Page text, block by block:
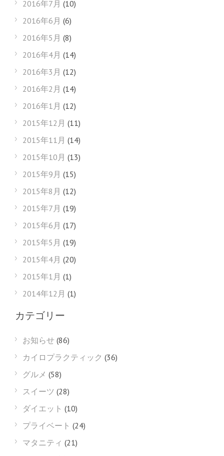
2016年7月 (10)
2016年6月 (6)
2016年5月 (8)
2016年4月 (14)
2016年3月 (12)
2016年2月 (14)
2016年1月 (12)
2015年12月 (11)
2015年11月 (14)
2015年10月 (13)
2015年9月 (15)
2015年8月 (12)
2015年7月 (19)
2015年6月 (17)
2015年5月 (19)
2015年4月 (20)
2015年1月 (1)
2014年12月 (1)
カテゴリー
お知らせ (86)
カイロプラクティック (36)
グルメ (58)
スイーツ (28)
ダイエット (10)
プライベート (24)
マタニティ (21)